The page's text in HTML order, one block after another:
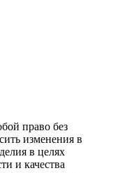
право без
изменения в
в целях
и качества